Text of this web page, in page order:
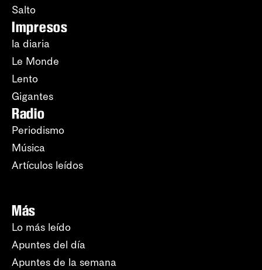
Salto
Impresos
la diaria
Le Monde
Lento
Gigantes
Radio
Periodismo
Música
Artículos leídos
Más
Lo más leído
Apuntes del día
Apuntes de la semana